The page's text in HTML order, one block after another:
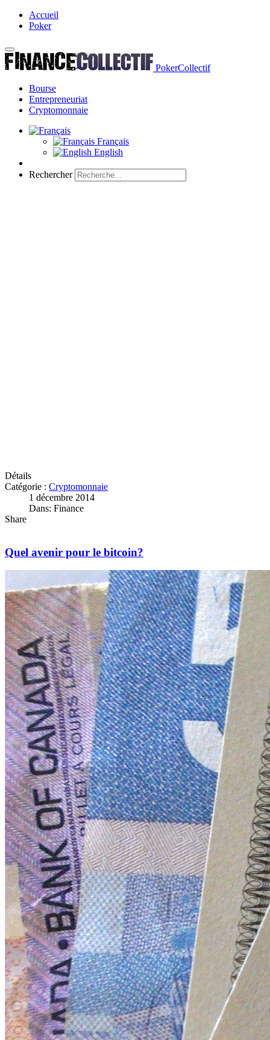
Accueil
Poker
PokerCollectif
Bourse
Entrepreneuriat
Cryptomonnaie
Français
English
Rechercher
Détails
Catégorie : Cryptomonnaie
1 décembre 2014
Dans: Finance
Share
Quel avenir pour le bitcoin?